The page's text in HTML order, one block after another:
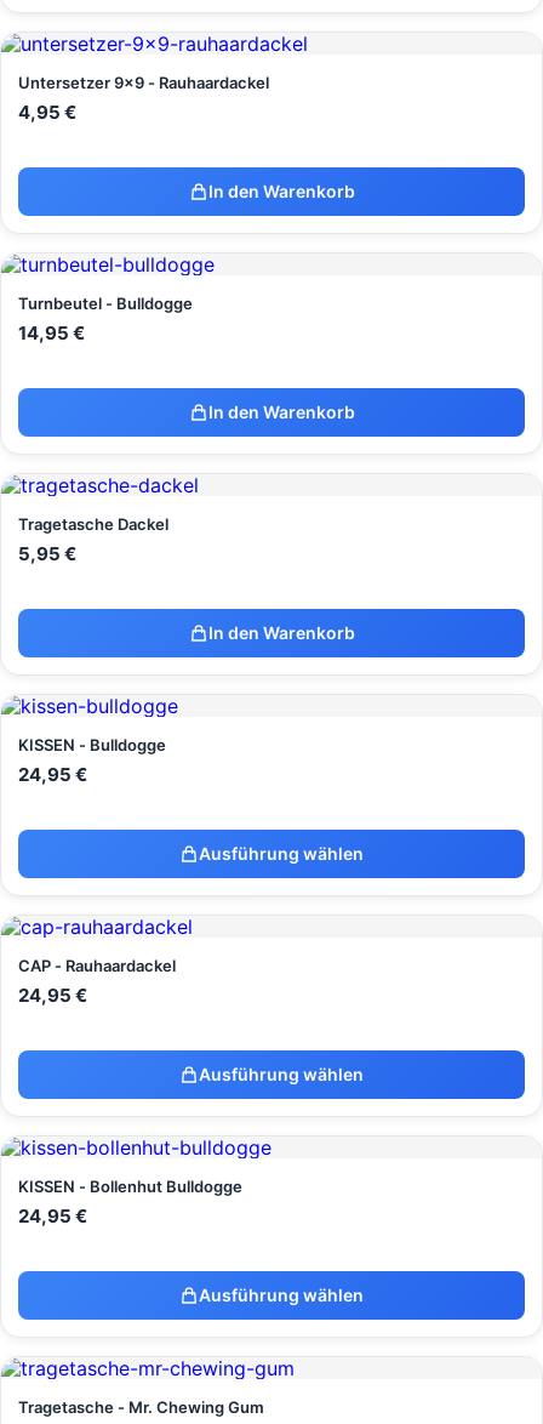
Untersetzer 9x9 - Rauhaardackel
4,95 €
In den Warenkorb
Turnbeutel - Bulldogge
14,95 €
In den Warenkorb
Tragetasche Dackel
5,95 €
In den Warenkorb
KISSEN - Bulldogge
24,95 €
Ausführung wählen
CAP - Rauhaardackel
24,95 €
Ausführung wählen
KISSEN - Bollenhut Bulldogge
24,95 €
Ausführung wählen
Tragetasche - Mr. Chewing Gum